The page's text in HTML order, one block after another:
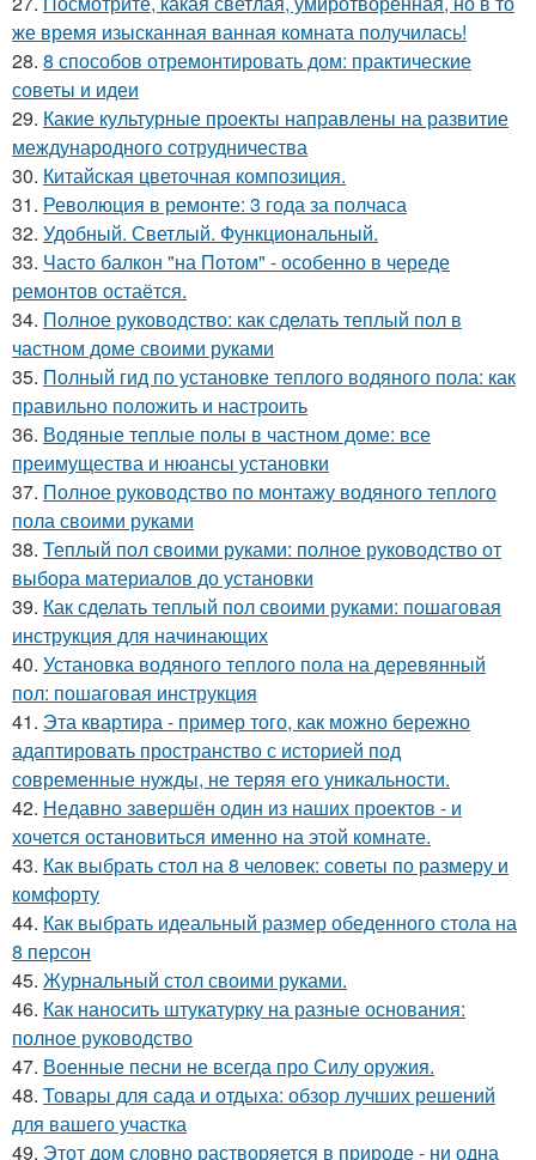
же время изысканная ванная комната получилась!
28. 8 способов отремонтировать дом: практические
советы и идеи
29. Какие культурные проекты направлены на развитие
международного сотрудничества
30. Китайская цветочная композиция.
31. Революция в ремонте: 3 года за полчаса
32. Удобный. Светлый. Функциональный.
33. Часто балкон "на Потом" - особенно в череде
ремонтов остаётся.
34. Полное руководство: как сделать теплый пол в
частном доме своими руками
35. Полный гид по установке теплого водяного пола: как
правильно положить и настроить
36. Водяные теплые полы в частном доме: все
преимущества и нюансы установки
37. Полное руководство по монтажу водяного теплого
пола своими руками
38. Теплый пол своими руками: полное руководство от
выбора материалов до установки
39. Как сделать теплый пол своими руками: пошаговая
инструкция для начинающих
40. Установка водяного теплого пола на деревянный
пол: пошаговая инструкция
41. Эта квартира - пример того, как можно бережно
адаптировать пространство с историей под
современные нужды, не теряя его уникальности.
42. Недавно завершён один из наших проектов - и
хочется остановиться именно на этой комнате.
43. Как выбрать стол на 8 человек: советы по размеру и
комфорту
44. Как выбрать идеальный размер обеденного стола на
8 персон
45. Журнальный стол своими руками.
46. Как наносить штукатурку на разные основания:
полное руководство
47. Военные песни не всегда про Силу оружия.
48. Товары для сада и отдыха: обзор лучших решений
для вашего участка
49. Этот дом словно растворяется в природе - ни одна